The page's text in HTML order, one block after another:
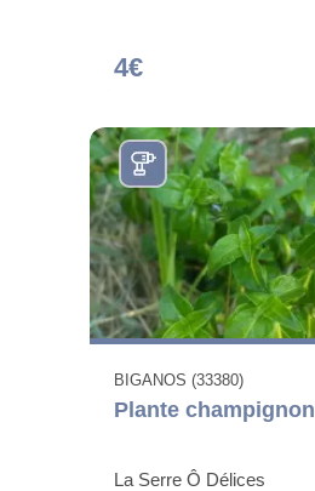
4€
BIGANOS (33380)
Plante champignon
La Serre Ô Délices